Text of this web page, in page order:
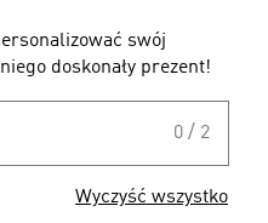
swój
doskonały prezent!
0 / 2
Wyczyść wszystko